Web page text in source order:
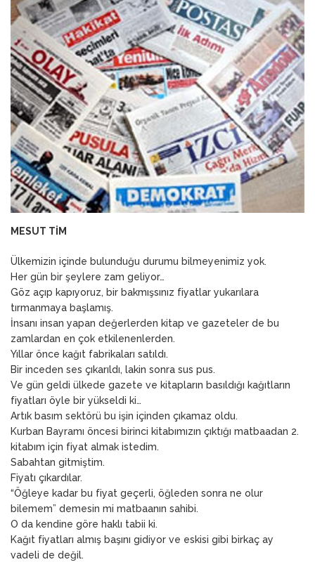
23 Mart 2026 ANNEM
MESUT TİM
Ülkemizin içinde bulunduğu durumu bilmeyenimiz yok.
Her gün bir şeylere zam geliyor…
Göz açıp kapıyoruz, bir bakmışsınız fiyatlar yukarılara
tırmanmaya başlamış.
İnsanı insan yapan değerlerden kitap ve gazeteler de bu
zamlardan en çok etkilenenlerden.
Yıllar önce kağıt fabrikaları satıldı.
Bir inceden ses çıkarıldı, lakin sonra sus pus.
Ve gün geldi ülkede gazete ve kitapların basıldığı kağıtların
fiyatları öyle bir yükseldi ki…
Artık basım sektörü bu işin içinden çıkamaz oldu.
Kurban Bayramı öncesi birinci kitabımızın çıktığı matbaadan 2.
kitabım için fiyat almak istedim.
Sabahtan gitmiştim.
Fiyatı çıkardılar.
“Öğleye kadar bu fiyat geçerli, öğleden sonra ne olur
bilemem” demesin mi matbaanın sahibi.
O da kendine göre haklı tabii ki.
Kağıt fiyatları almış başını gidiyor ve eskisi gibi birkaç ay
vadeli de değil.